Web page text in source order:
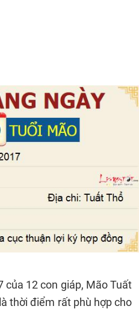
12 con giáp, Mão Tuất
thời điểm rất phù hợp cho